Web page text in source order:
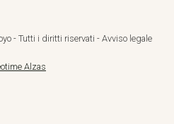
- Tutti i diritti riservati - Avviso legale
Alzas